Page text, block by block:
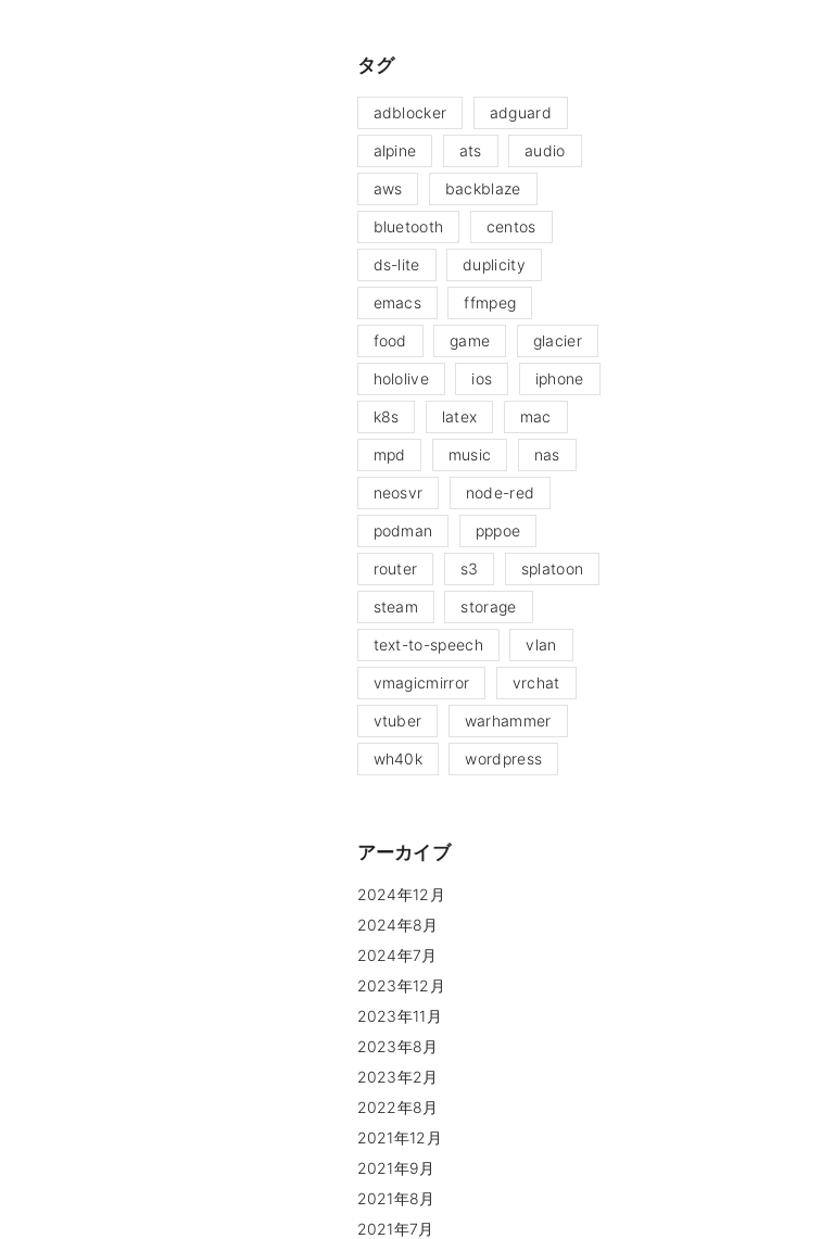
タグ
adblocker adguard
alpine ats audio
aws backblaze
bluetooth centos
ds-lite duplicity
emacs ffmpeg
food game glacier
hololive ios iphone
k8s latex mac
mpd music nas
neosvr node-red
podman pppoe
router s3 splatoon
steam storage
text-to-speech vlan
vmagicmirror vrchat
vtuber warhammer
wh40k wordpress
アーカイブ
2024年12月
2024年8月
2024年7月
2023年12月
2023年11月
2023年8月
2023年2月
2022年8月
2021年12月
2021年9月
2021年8月
2021年7月